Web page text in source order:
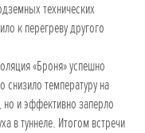
технических
к перегреву другого
«Броня» успешно
температуру на
и эффективно заперло
в туннеле. Итогом встречи